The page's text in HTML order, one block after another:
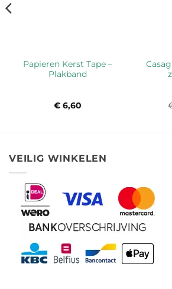
Papieren Kerst Tape –
Plakband
€ 6,60
VEILIG WINKELEN